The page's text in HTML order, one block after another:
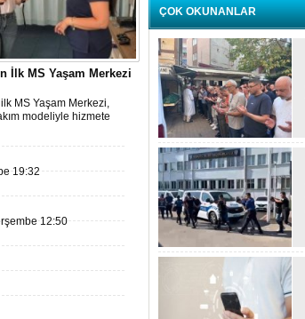
İlk MS Yaşam Merkezi
MS Yaşam Merkezi,
modeliyle hizmete
19:32
12:50
ÇOK OKUNANLAR